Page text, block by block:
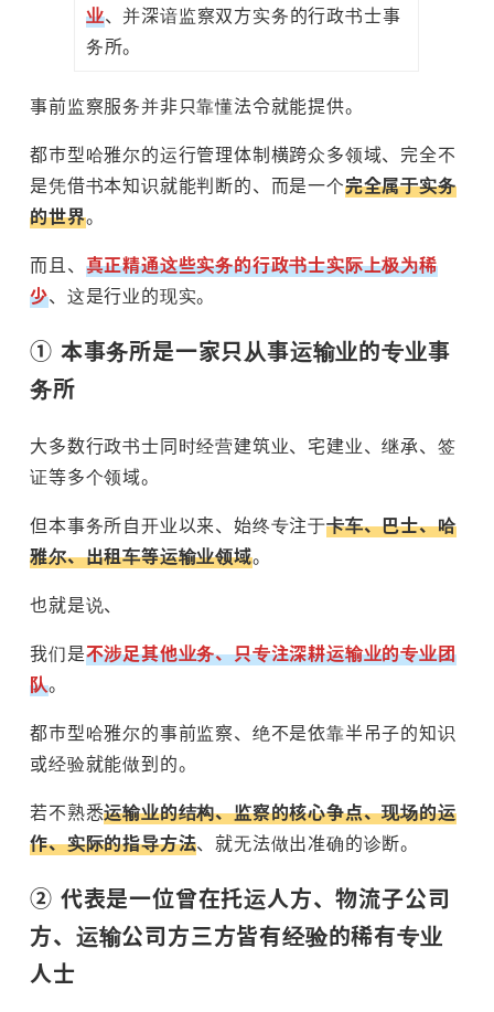
业、并深谙监察双方实务的行政书士事
务所。
事前监察服务并非只靠懂法令就能提供。
都市型哈雅尔的运行管理体制横跨众多领域、完全不
是凭借书本知识就能判断的、而是一个完全属于实务
的世界。
而且、 真正精通这些实务的行政书士实际上极为稀
少、这是行业的现实。
① 本事务所是一家只从事运输业的专业事
务所
大多数行政书士同时经营建筑业、宅建业、继承、签
证等多个领域。
但本事务所自开业以来、始终专注于卡车、巴士、哈
雅尔、出租车等运输业领域。
也就是说、
我们是不涉足其他业务、只专注深耕运输业的专业团
队。
都市型哈雅尔的事前监察、绝不是依靠半吊子的知识
或经验就能做到的。
若不熟悉运输业的结构、监察的核心争点、现场的运
作、实际的指导方法、就无法做出准确的诊断。
② 代表是一位曾在托运人方、物流子公司
方、运输公司方三方皆有经验的稀有专业
人士